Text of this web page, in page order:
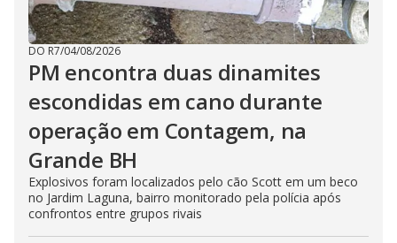
DO R7/04/08/2026
PM encontra duas dinamites
escondidas em cano durante
operação em Contagem, na
Grande BH
Explosivos foram localizados pelo cão Scott em um beco
no Jardim Laguna, bairro monitorado pela polícia após
confrontos entre grupos rivais